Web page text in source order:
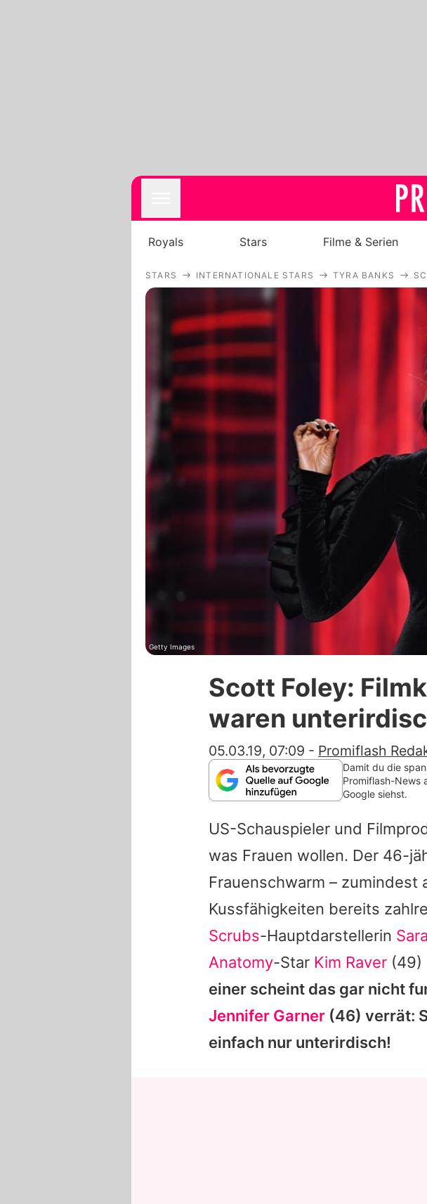
Alle
Royals Stars Filme & Serien
STARS INTERNATIONALE STARS TYRA BANKS
Getty Images
Scott Foley:
waren
05.03.19, 07:09 - Promiflash
Damit du die
Promiflash-News
Google siehst.
US-Schauspieler und
was Frauen wollen. Der 46-
Frauenschwarm –
Kussfähigkeiten bereits
Scrubs-Hauptdarstellerin
Anatomy-Star Kim Raver (49)
einer scheint das gar nicht
Jennifer Garner (46) verrät:
einfach nur unterirdisch!